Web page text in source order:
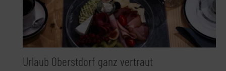
Urlaub Oberstdorf ganz vertraut